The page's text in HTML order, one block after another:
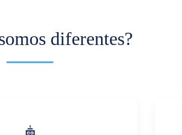
diferentes?